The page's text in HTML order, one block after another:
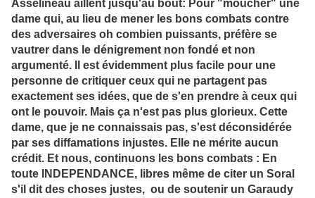
Asselineau aillent jusqu'au bout: Pour "moucher" une
dame qui, au lieu de mener les bons combats contre
des adversaires oh combien puissants, préfère se
vautrer dans le dénigrement non fondé et non
argumenté. Il est évidemment plus facile pour une
personne de critiquer ceux qui ne partagent pas
exactement ses idées, que de s'en prendre à ceux qui
ont le pouvoir. Mais ça n'est pas plus glorieux. Cette
dame, que je ne connaissais pas, s'est déconsidérée
par ses diffamations injustes. Elle ne mérite aucun
crédit. Et nous, continuons les bons combats : En
toute INDEPENDANCE, libres même de citer un Soral
s'il dit des choses justes, ou de soutenir un Garaudy